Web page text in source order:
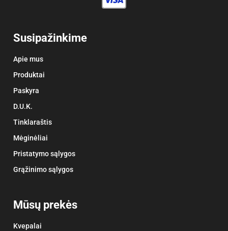
Susipažinkime
Apie mus
Produktai
Paskyra
D.U.K.
Tinklaraštis
Mėginėliai
Pristatymo sąlygos
Grąžinimo sąlygos
Mūsų prekės
Kvepalai